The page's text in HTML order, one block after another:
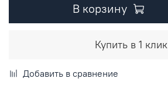
В корзину
Купить в 1 клик
Добавить в сравнение